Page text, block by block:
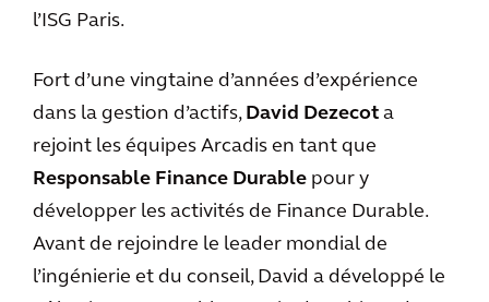
l’ISG Paris.
Fort d’une vingtaine d’années d’expérience
dans la gestion d’actifs, David Dezecot a
rejoint les équipes Arcadis en tant que
Responsable Finance Durable pour y
développer les activités de Finance Durable.
Avant de rejoindre le leader mondial de
l’ingénierie et du conseil, David a développé le